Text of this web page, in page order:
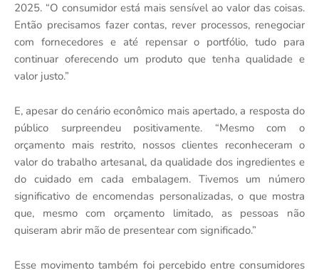
2025. “O consumidor está mais sensível ao valor das coisas.
Então precisamos fazer contas, rever processos, renegociar
com fornecedores e até repensar o portfólio, tudo para
continuar oferecendo um produto que tenha qualidade e
valor justo.”
E, apesar do cenário econômico mais apertado, a resposta do
público surpreendeu positivamente. “Mesmo com o
orçamento mais restrito, nossos clientes reconheceram o
valor do trabalho artesanal, da qualidade dos ingredientes e
do cuidado em cada embalagem. Tivemos um número
significativo de encomendas personalizadas, o que mostra
que, mesmo com orçamento limitado, as pessoas não
quiseram abrir mão de presentear com significado.”
Esse movimento também foi percebido entre consumidores